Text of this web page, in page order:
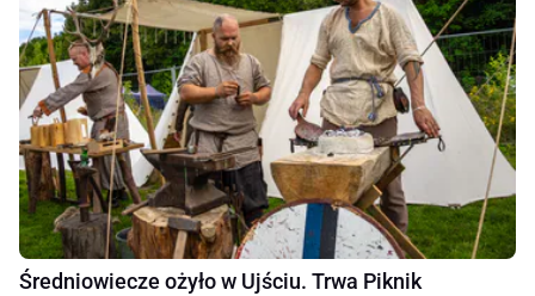
Średniowiecze ożyło w Ujściu. Trwa Piknik